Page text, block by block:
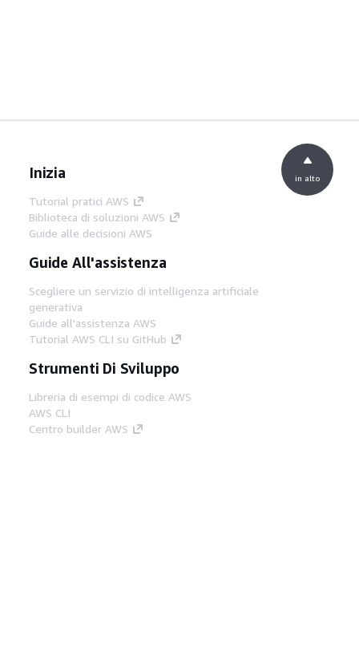
Inizia
Tutorial pratici AWS
Biblioteca di soluzioni AWS
Guide alle decisioni AWS
Guide All'assistenza
Scegliere un servizio di intelligenza artificiale
generativa
Guide all'assistenza AWS
Tutorial AWS CLI su GitHub
Strumenti Di Sviluppo
Libreria di esempi di codice AWS
AWS CLI
Centro builder AWS
in alto